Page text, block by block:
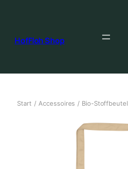
HofFloh Shop
Start / Accessoires / Bio-Stoffbeutel